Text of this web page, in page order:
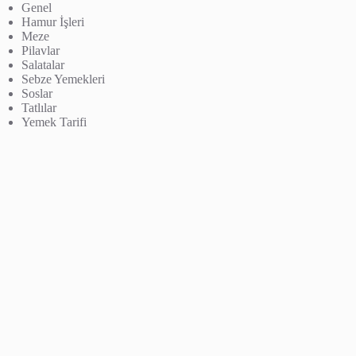
Genel
Hamur İşleri
Meze
Pilavlar
Salatalar
Sebze Yemekleri
Soslar
Tatlılar
Yemek Tarifi